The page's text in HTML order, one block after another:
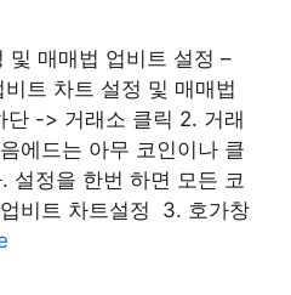
및 매매법 업비트 설정 –
트 차트 설정 및 매매법
단 -> 거래소 클릭 2. 거래
에드는 아무 코인이나 클
설정을 한번 하면 모든 코
비트 차트설정 ​ 3. 호가창